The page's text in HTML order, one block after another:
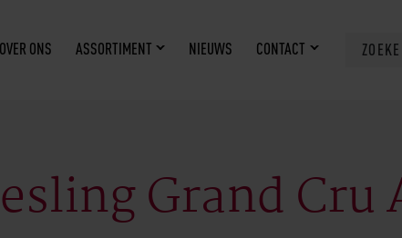
OVER ONS ASSORTIMENT NIEUWS CONTACT
Grand Cru